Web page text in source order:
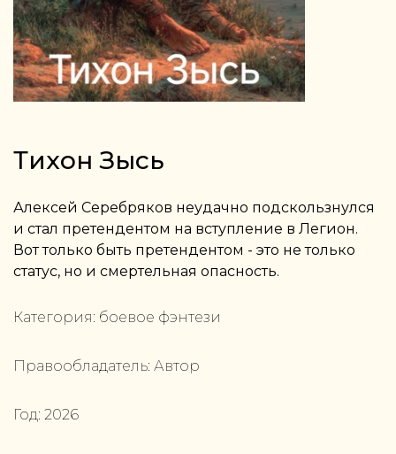
Тихон Зысь
Алексей Серебряков неудачно подскользнулся
и стал претендентом на вступление в Легион.
Вот только быть претендентом - это не только
статус, но и смертельная опасность.
Категория: боевое фэнтези
Правообладатель: Автор
Год: 2026